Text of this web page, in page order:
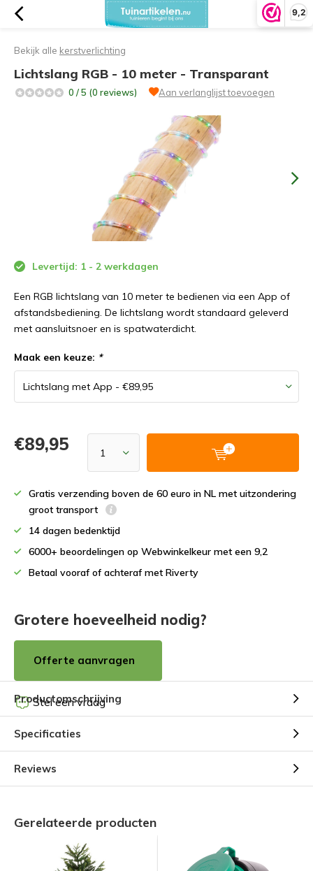
9,2
Bekijk alle kerstverlichting
Lichtslang RGB - 10 meter - Transparant
0 / 5 (0 reviews) Aan verlanglijst toevoegen
Levertijd: 1 - 2 werkdagen
Een RGB lichtslang van 10 meter te bedienen via een App of
afstandsbediening. De lichtslang wordt standaard geleverd
met aansluitsnoer en is spatwaterdicht.
Maak een keuze: *
€89,95
Gratis verzending boven de 60 euro in NL met uitzondering
groot transport
14 dagen bedenktijd
6000+ beoordelingen op Webwinkelkeur met een 9,2
Betaal vooraf of achteraf met Riverty
Grotere hoeveelheid nodig?
Offerte aanvragen
Stel een vraag
Productomschrijving
Specificaties
Reviews
Gerelateerde producten